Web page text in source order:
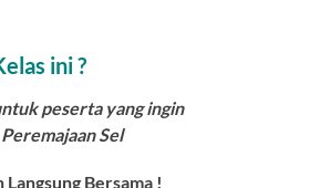
ini ?
peserta yang ingin
Sel
Bersama !